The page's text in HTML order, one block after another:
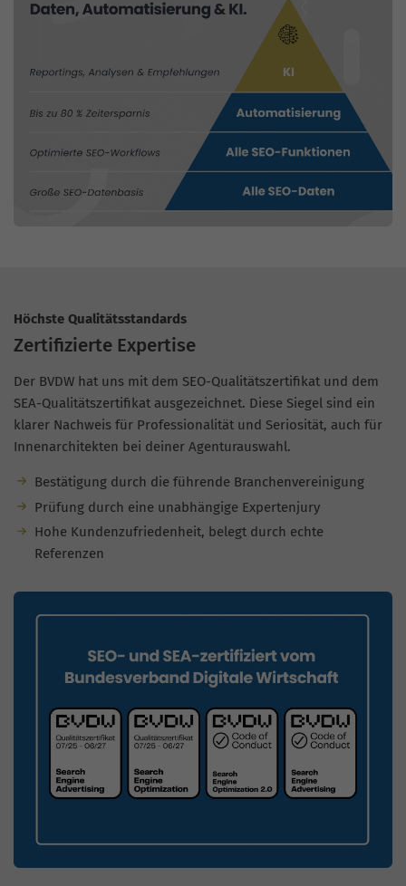
Höchste Qualitätsstandards
Zertifizierte Expertise
Der BVDW hat uns mit dem SEO-Qualitätszertifikat und dem
SEA-Qualitätszertifikat ausgezeichnet. Diese Siegel sind ein
klarer Nachweis für Professionalität und Seriosität, auch für
Innenarchitekten bei deiner Agenturauswahl.
Bestätigung durch die führende Branchenvereinigung
Prüfung durch eine unabhängige Expertenjury
Hohe Kundenzufriedenheit, belegt durch echte
Referenzen